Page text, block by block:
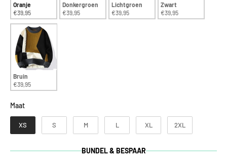
Oranje
€39,95
Donkergroen
€39,95
Lichtgroen
€39,95
Zwart
€39,95
Bruin
€39,95
MaatMaat
XS S M L XL 2XL
BUNDEL & BESPAAR